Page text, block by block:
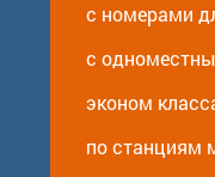
с номерами
с
эконом
по станциям